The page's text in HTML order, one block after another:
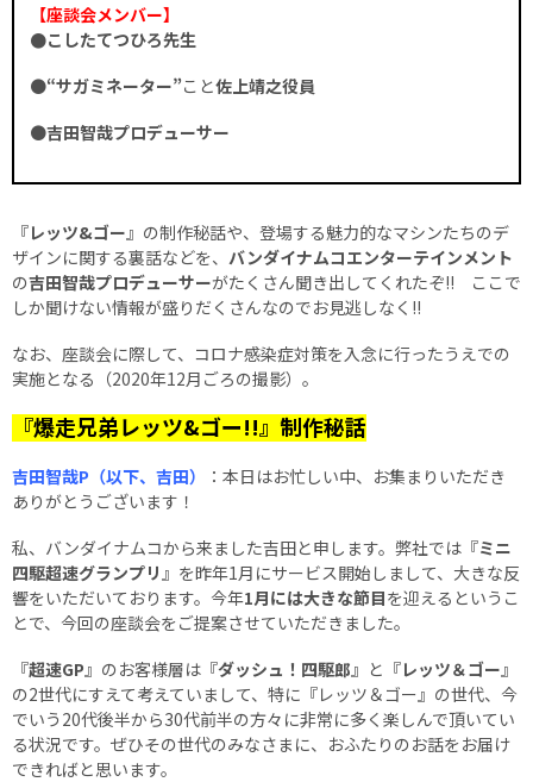
【座談会メンバー】
●こしたてつひろ先生
●“サガミネーター”こと佐上靖之役員
●吉田智哉プロデューサー
『レッツ&ゴー 』の制作秘話や、登場する魅力的なマシンたちのデ
ザインに関する裏話などを、 バンダイナムコエンターテインメント
の吉田智哉プロデューサーがたくさん聞き出してくれたぞ!! ここで
しか聞けない情報が盛りだくさんなのでお見逃しなく!!
なお、座談会に際して、コロナ感染症対策を入念に行ったうえでの
実施となる（2020年12月ごろの撮影）。
『爆走兄弟レッツ&ゴー!!』制作秘話
吉田智哉P（以下、吉田）
：本日はお忙しい中、お集まりいただき
ありがとうございます！
私、バンダイナムコから来ました吉田と申します。弊社では『ミニ
四駆超速グランプリ 』を昨年1月にサービス開始しまして、大きな反
響をいただいております。今年1月には大きな節目を迎えるというこ
とで、今回の座談会をご提案させていただきました。
『超速GP 』のお客様層は『ダッシュ！四駆郎 』と『レッツ＆ゴー 』
の2世代にすえて考えていまして、特に『レッツ＆ゴー』の世代、今
でいう20代後半から30代前半の方々に非常に多く楽しんで頂いてい
る状況です。ぜひその世代のみなさまに、おふたりのお話をお届け
できればと思います。